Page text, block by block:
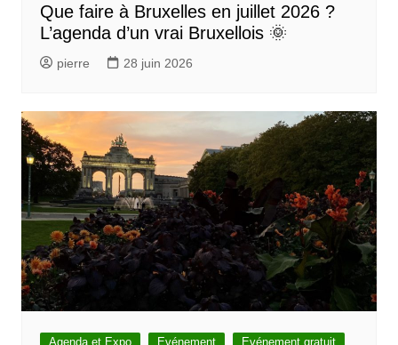
i
c
e
Que faire à Bruxelles en juillet 2026 ?
L’agenda d’un vrai Bruxellois 🌞
pierre 28 juin 2026
Agenda et Expo Evénement Evénement gratuit